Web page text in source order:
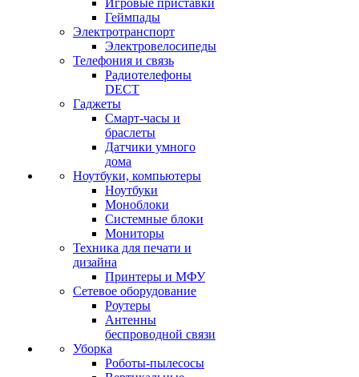
Игровые приставки
Геймпады
Электротранспорт
Электровелосипеды
Телефония и связь
Радиотелефоны
DECT
Гаджеты
Смарт-часы и
браслеты
Датчики умного
дома
Ноутбуки, компьютеры
Ноутбуки
Моноблоки
Системные блоки
Мониторы
Техника для печати и
дизайна
Принтеры и МФУ
Сетевое оборудование
Роутеры
Антенны
беспроводной связи
Уборка
Роботы-пылесосы